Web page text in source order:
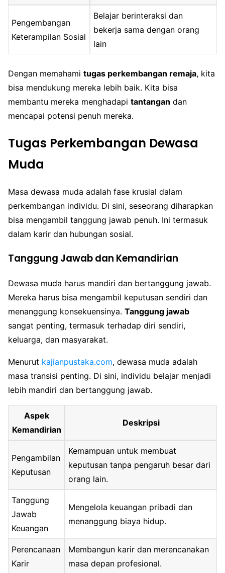
Pengembangan
Keterampilan Sosial
Belajar berinteraksi dan
bekerja sama dengan orang
lain
Dengan memahami tugas perkembangan remaja, kita
bisa mendukung mereka lebih baik. Kita bisa
membantu mereka menghadapi tantangan dan
mencapai potensi penuh mereka.
Tugas Perkembangan Dewasa
Muda
Masa dewasa muda adalah fase krusial dalam
perkembangan individu. Di sini, seseorang diharapkan
bisa mengambil tanggung jawab penuh. Ini termasuk
dalam karir dan hubungan sosial.
Tanggung Jawab dan Kemandirian
Dewasa muda harus mandiri dan bertanggung jawab.
Mereka harus bisa mengambil keputusan sendiri dan
menanggung konsekuensinya. Tanggung jawab
sangat penting, termasuk terhadap diri sendiri,
keluarga, dan masyarakat.
Menurut kajianpustaka.com, dewasa muda adalah
masa transisi penting. Di sini, individu belajar menjadi
lebih mandiri dan bertanggung jawab.
Aspek
Kemandirian
Deskripsi
Pengambilan
Keputusan
Kemampuan untuk membuat
keputusan tanpa pengaruh besar dari
orang lain.
Tanggung
Jawab
Keuangan
Mengelola keuangan pribadi dan
menanggung biaya hidup.
Perencanaan
Karir
Membangun karir dan merencanakan
masa depan profesional.